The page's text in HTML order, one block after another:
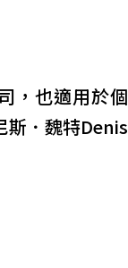
，也適用於個
斯．魏特Denis